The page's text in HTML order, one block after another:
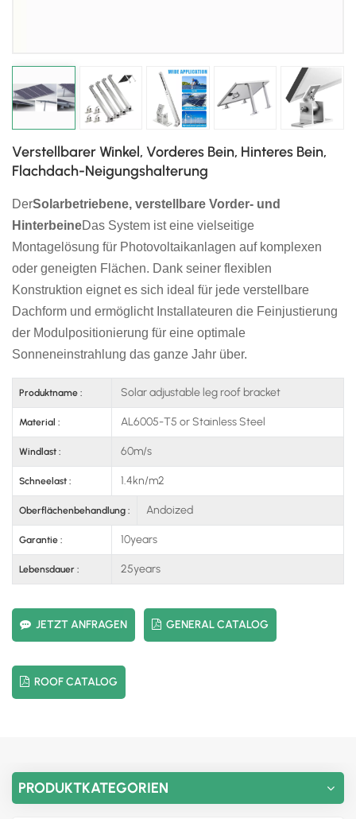
Verstellbarer Winkel, Vorderes Bein, Hinteres Bein,
Flachdach-Neigungshalterung
DerSolarbetriebene, verstellbare Vorder- und
HinterbeineDas System ist eine vielseitige
Montagelösung für Photovoltaikanlagen auf komplexen
oder geneigten Flächen. Dank seiner flexiblen
Konstruktion eignet es sich ideal für jede verstellbare
Dachform und ermöglicht Installateuren die Feinjustierung
der Modulpositionierung für eine optimale
Sonneneinstrahlung das ganze Jahr über.
Produktname : Solar adjustable leg roof bracket
Material : AL6005-T5 or Stainless Steel
Windlast : 60m/s
Schneelast : 1.4kn/m2
Oberflächenbehandlung : Andoized
Garantie : 10years
Lebensdauer : 25years
JETZT ANFRAGEN GENERAL CATALOG
ROOF CATALOG
PRODUKTKATEGORIEN